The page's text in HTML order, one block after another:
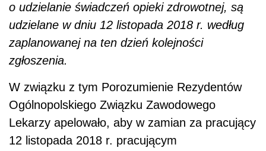
o udzielanie świadczeń opieki zdrowotnej, są
udzielane w dniu 12 listopada 2018 r. według
zaplanowanej na ten dzień kolejności
zgłoszenia.
W związku z tym Porozumienie Rezydentów
Ogólnopolskiego Związku Zawodowego
Lekarzy apelowało, aby w zamian za pracujący
12 listopada 2018 r. pracującym